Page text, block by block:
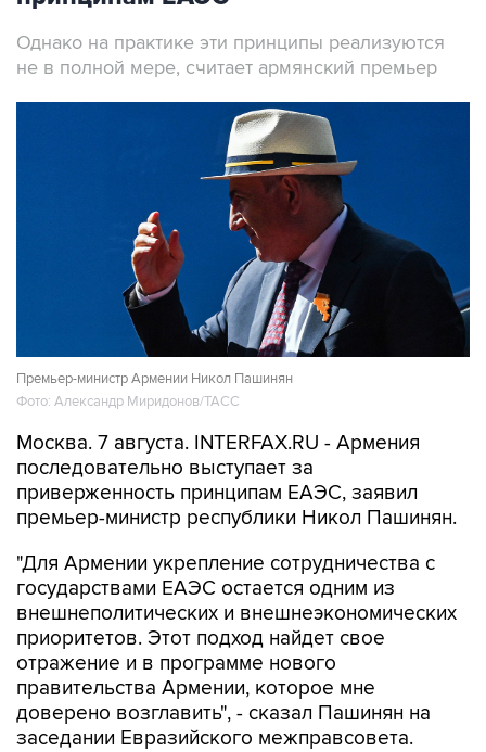
Однако на практике эти принципы реализуются
не в полной мере, считает армянский премьер
Премьер-министр Армении Никол Пашинян
Фото: Александр Миридонов/ТАСС
Москва. 7 августа. INTERFAX.RU - Армения
последовательно выступает за
приверженность принципам ЕАЭС, заявил
премьер-министр республики Никол Пашинян.
"Для Армении укрепление сотрудничества с
государствами ЕАЭС остается одним из
внешнеполитических и внешнеэкономических
приоритетов. Этот подход найдет свое
отражение и в программе нового
правительства Армении, которое мне
доверено возглавить", - сказал Пашинян на
заседании Евразийского межправсовета.